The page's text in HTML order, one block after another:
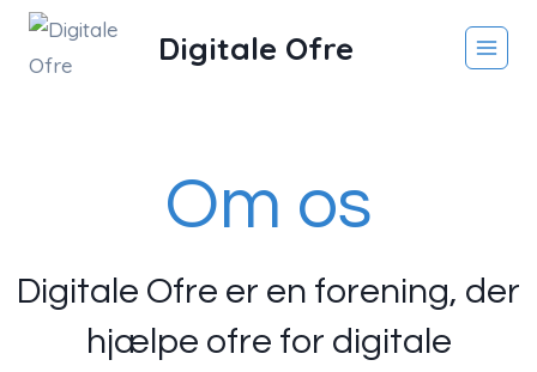
Skip
Digitale Ofre
Om os
Digitale Ofre er en forening, der
hjælpe ofre for digitale